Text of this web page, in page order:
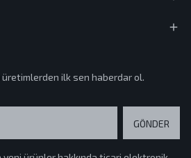
üretimlerden ilk sen haberdar ol.
GÖNDER